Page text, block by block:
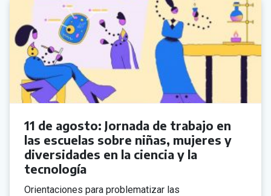
11 de agosto: Jornada de trabajo en
las escuelas sobre niñas, mujeres y
diversidades en la ciencia y la
tecnología
Orientaciones para problematizar las